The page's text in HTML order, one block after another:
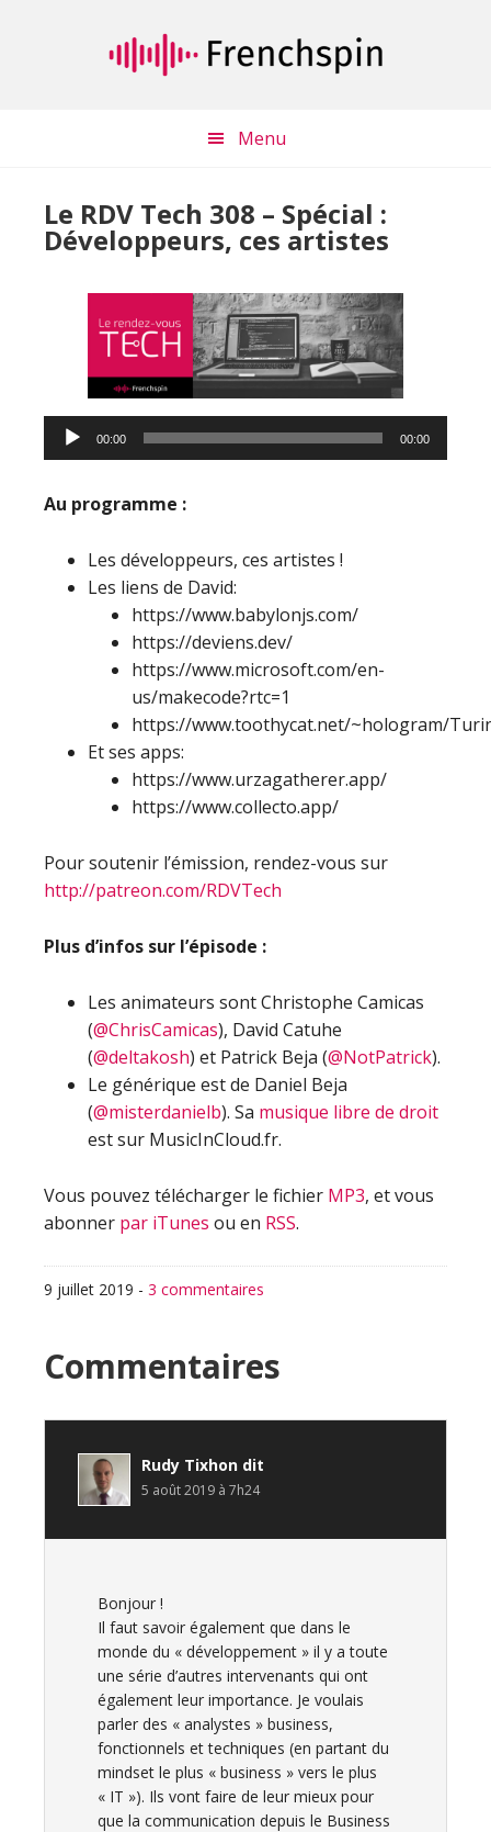
Menu
Le RDV Tech 308 – Spécial :
Développeurs, ces artistes
Lecteur
audio
00:00 00:00
Au programme :
Les développeurs, ces artistes !
Les liens de David:
https://www.babylonjs.com/
https://deviens.dev/
https://www.microsoft.com/en-
us/makecode?rtc=1
https://www.toothycat.net/~hologram/
Et ses apps:
https://www.urzagatherer.app/
https://www.collecto.app/
Pour soutenir l’émission, rendez-vous sur
http://patreon.com/RDVTech
Plus d’infos sur l’épisode :
Les animateurs sont Christophe Camicas
(@ChrisCamicas), David Catuhe
(@deltakosh) et Patrick Beja (@NotPatrick).
Le générique est de Daniel Beja
(@misterdanielb). Sa musique libre de droit
est sur MusicInCloud.fr.
Vous pouvez télécharger le fichier MP3, et vous
abonner par iTunes ou en RSS.
9 juillet 2019 - 3 commentaires
Interactions
du
lecteur
Commentaires
Rudy Tixhon dit
5 août 2019 à 7h24
Bonjour !
Il faut savoir également que dans le
monde du « développement » il y a toute
une série d’autres intervenants qui ont
également leur importance. Je voulais
parler des « analystes » business,
fonctionnels et techniques (en partant du
mindset le plus « business » vers le plus
« IT »). Ils vont faire de leur mieux pour
que la communication depuis le Business